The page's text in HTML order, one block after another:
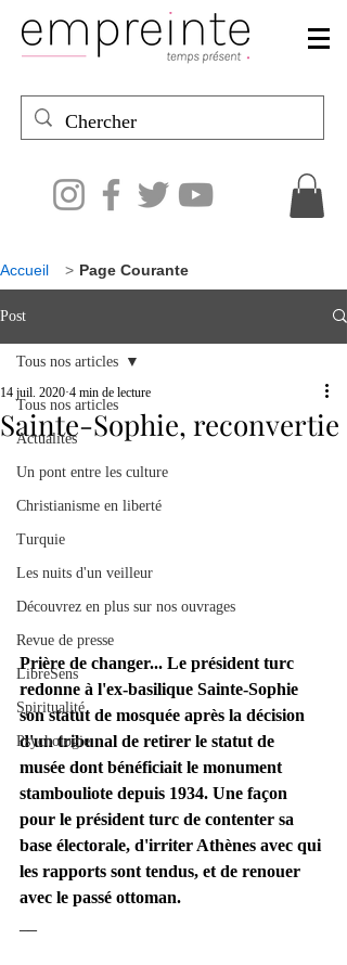
Accueil > Page Courante
Post
Tous nos articles
Actualités
Un pont entre les culture
Christianisme en liberté
Turquie
Les nuits d'un veilleur
Découvrez en plus sur nos ouvrages
Revue de presse
LibreSens
Spiritualité
Psychologie
Tous nos articles
Sainte-Sophie, reconvertie
14 juil. 2020 4 min de lecture
Prière de changer... Le président turc
redonne à l'ex-basilique Sainte-Sophie
son statut de mosquée après la décision
d'un tribunal de retirer le statut de
musée dont bénéficiait le monument
stambouliote depuis 1934. Une façon
pour le président turc de contenter sa
base électorale, d'irriter Athènes avec qui
les rapports sont tendus, et de renouer
avec le passé ottoman.